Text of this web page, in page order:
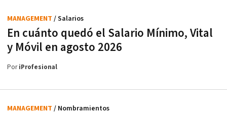
En cuánto quedó el Salario Mínimo, Vital
y Móvil en agosto 2026
MANAGEMENT / Salarios
PoriProfesional
MANAGEMENT / Nombramientos